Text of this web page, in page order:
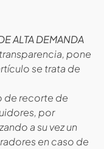
ALTA DEMANDA
pone
se trata de
de recorte de
por
a su vez un
en caso de